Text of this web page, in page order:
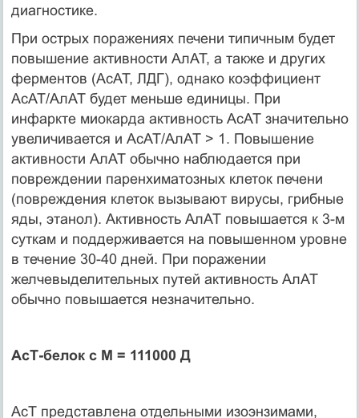
диагностике.
При острых поражениях печени типичным будет
повышение активности АлАТ, а также и других
ферментов (АсАТ, ЛДГ), однако коэффициент
АсАТ/АлАТ будет меньше единицы. При
инфаркте миокарда активность АсАТ значительно
увеличивается и АсАТ/АлАТ > 1. Повышение
активности АлАТ обычно наблюдается при
повреждении паренхиматозных клеток печени
(повреждения клеток вызывают вирусы, грибные
яды, этанол). Активность АлАТ повышается к 3-м
суткам и поддерживается на повышенном уровне
в течение 30-40 дней. При поражении
желчевыделительных путей активность АлАТ
обычно повышается незначительно.
АсТ-белок с М = 111000 Д
АсТ представлена отдельными изоэнзимами,